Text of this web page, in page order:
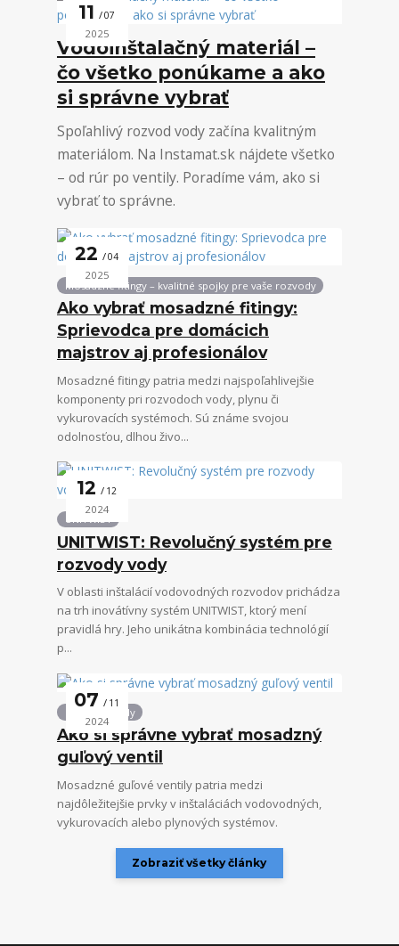
11 07
2025
Vodoinštalačný materiál –
čo všetko ponúkame a ako
si správne vybrať
Spoľahlivý rozvod vody začína kvalitným
materiálom. Na Instamat.sk nájdete všetko
– od rúr po ventily. Poradíme vám, ako si
vybrať to správne.
22 04
2025
Mosadzné fitingy – kvalitné spojky pre vaše rozvody
Ako vybrať mosadzné fitingy:
Sprievodca pre domácich
majstrov aj profesionálov
Mosadzné fitingy patria medzi najspoľahlivejšie
komponenty pri rozvodoch vody, plynu či
vykurovacích systémoch. Sú známe svojou
odolnosťou, dlhou živo...
12 12
2024
UNITWIST
UNITWIST: Revolučný systém pre
rozvody vody
V oblasti inštalácií vodovodných rozvodov prichádza
na trh inovátívny systém UNITWIST, ktorý mení
pravidlá hry. Jeho unikátna kombinácia technológií
p...
07 11
2024
Guľové ventily
Ako si správne vybrať mosadzný
guľový ventil
Mosadzné guľové ventily patria medzi
najdôležitejšie prvky v inštaláciách vodovodných,
vykurovacích alebo plynových systémov.
Zobraziť všetky články